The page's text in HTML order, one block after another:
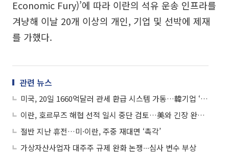
Economic Fury)’에 따라 이란의 석유 운송 인프라를
겨냥해 이날 20개 이상의 개인, 기업 및 선박에 제재
를 가했다.
관련 뉴스
미국, 20일 1660억달러 관세 환급 시스템 가동…韓기업 ‘간접 수혜’ 기대
이란, 호르무즈 해협 선적 일시 중단 검토…美와 긴장 완화 속 협상 모색
절반 지난 휴전…미·이란, 주중 재대면 ‘촉각’
가상자산사업자 대주주 규제 완화 논쟁∙∙∙심사 변수 부상